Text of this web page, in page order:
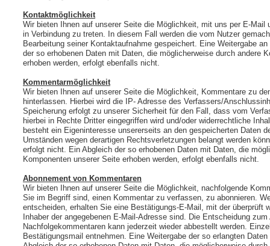
Kontaktmöglichkeit
Wir bieten Ihnen auf unserer Seite die Möglichkeit, mit uns per E-Mail
in Verbindung zu treten. In diesem Fall werden die vom Nutzer
Bearbeitung seiner Kontaktaufnahme gespeichert. Eine Weitergabe
der so erhobenen Daten mit Daten, die möglicherweise durch andere
erhoben werden, erfolgt ebenfalls nicht.
Kommentarmöglichkeit
Wir bieten Ihnen auf unserer Seite die Möglichkeit, Kommentare zu
hinterlassen. Hierbei wird die IP- Adresse des Verfassers/
Speicherung erfolgt zu unserer Sicherheit für den Fall, dass vom
hierbei in Rechte Dritter eingegriffen wird und/oder widerrechtliche
besteht ein Eigeninteresse unsererseits an den gespeicherten Daten
Umständen wegen derartigen Rechtsverletzungen belangt werden
erfolgt nicht. Ein Abgleich der so erhobenen Daten mit Daten, die
Komponenten unserer Seite erhoben werden, erfolgt ebenfalls nicht.
Abonnement von Kommentaren
Wir bieten Ihnen auf unserer Seite die Möglichkeit, nachfolgende
Sie im Begriff sind, einen Kommentar zu verfassen, zu abonnieren.
entscheiden, erhalten Sie eine Bestätigungs-E-Mail, mit der überprüft
Inhaber der angegebenen E-Mail-Adresse sind. Die Entscheidung
Nachfolgekommentaren kann jederzeit wieder abbestellt werden.
Bestätigungsmail entnehmen. Eine Weitergabe der so erlangten